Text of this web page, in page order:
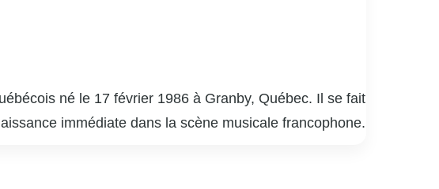
né le 17 février 1986 à Granby, Québec. Il se fait
immédiate dans la scène musicale francophone.